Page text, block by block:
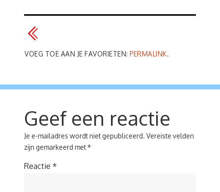
VOEG TOE AAN JE FAVORIETEN: PERMALINK.
Geef een reactie
Je e-mailadres wordt niet gepubliceerd. Vereiste velden
zijn gemarkeerd met*
Reactie *